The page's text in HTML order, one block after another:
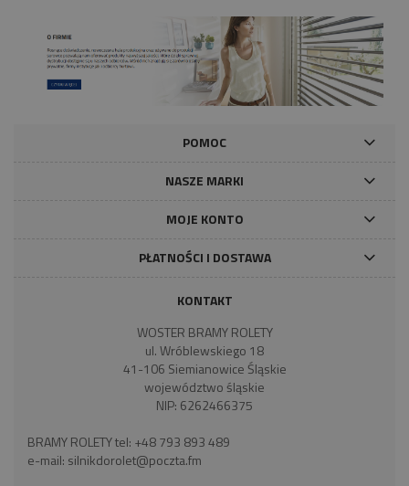
POMOC
NASZE MARKI
MOJE KONTO
PŁATNOŚCI I DOSTAWA
KONTAKT
WOSTER BRAMY ROLETY
ul. Wróblewskiego 18
41-106 Siemianowice Śląskie
województwo śląskie
NIP: 6262466375
BRAMY ROLETY tel: +48 793 893 489
e-mail: silnikdorolet@poczta.fm